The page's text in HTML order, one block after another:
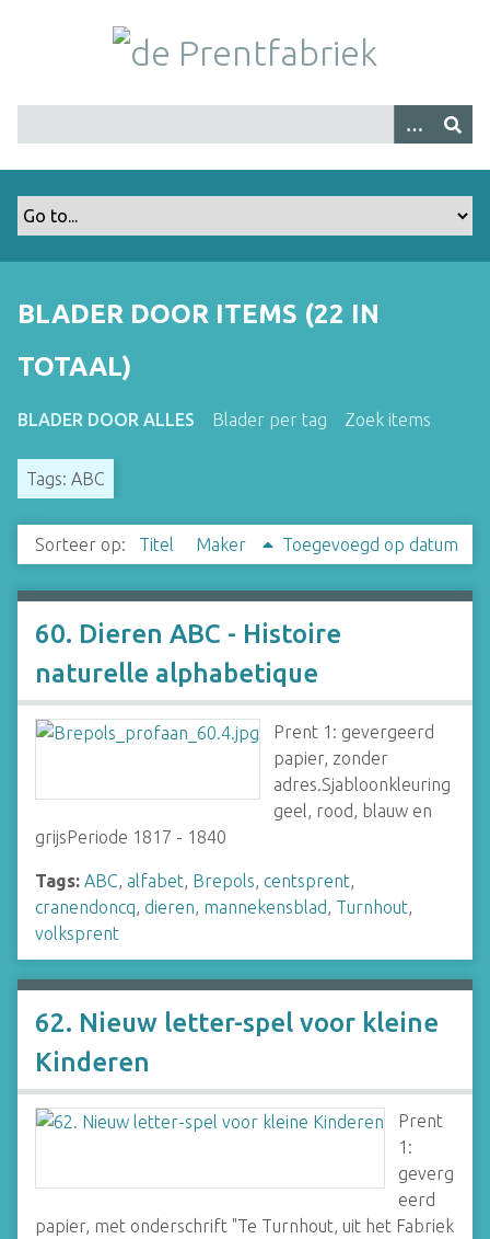
h
BLADER DOOR ITEMS (22 IN
TOTAAL)
BLADER DOOR ALLES Blader per tag Zoek items
Tags: ABC
Sorteer op: Titel Maker Toegevoegd op datum
60. Dieren ABC - Histoire
naturelle alphabetique
Prent 1: gevergeerd
papier, zonder
adres.Sjabloonkleuring
geel, rood, blauw en
grijsPeriode 1817 - 1840
Tags: ABC, alfabet, Brepols, centsprent,
cranendoncq, dieren, mannekensblad, Turnhout,
volksprent
62. Nieuw letter-spel voor kleine
Kinderen
Prent
1:
geverg
eerd
papier, met onderschrift "Te Turnhout, uit het Fabriek